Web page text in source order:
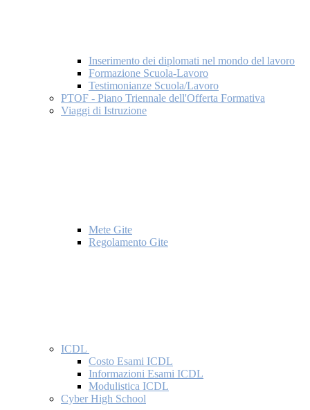
Inserimento dei diplomati nel mondo del lavoro
Formazione Scuola-Lavoro
Testimonianze Scuola/Lavoro
PTOF - Piano Triennale dell'Offerta Formativa
Viaggi di Istruzione
Mete Gite
Regolamento Gite
ICDL
Costo Esami ICDL
Informazioni Esami ICDL
Modulistica ICDL
Cyber High School